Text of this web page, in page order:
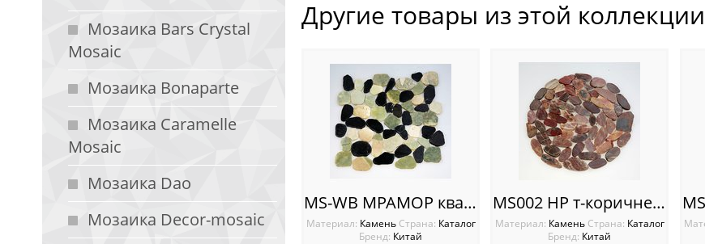
Мозаика Bars Crystal
Mosaic
Мозаика Bonaparte
Мозаика Caramelle
Mosaic
Мозаика Dao
Мозаика Decor-mosaic
Другие товары из этой коллекции
MS-WB МРАМОР квадрат зелено-белый
Материал: Камень Cтрана: Каталог
Бренд: Китай
MS002 HP т-коричневый на КРУГЕ ГАЛЬКА овал
Материал: Камень Cтрана: Каталог
Бренд: Китай